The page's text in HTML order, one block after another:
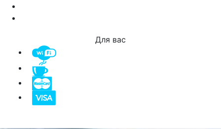
Для вас